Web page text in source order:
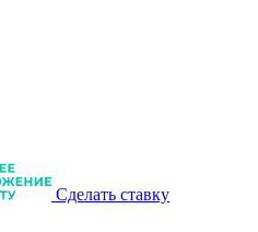
Сделать ставку